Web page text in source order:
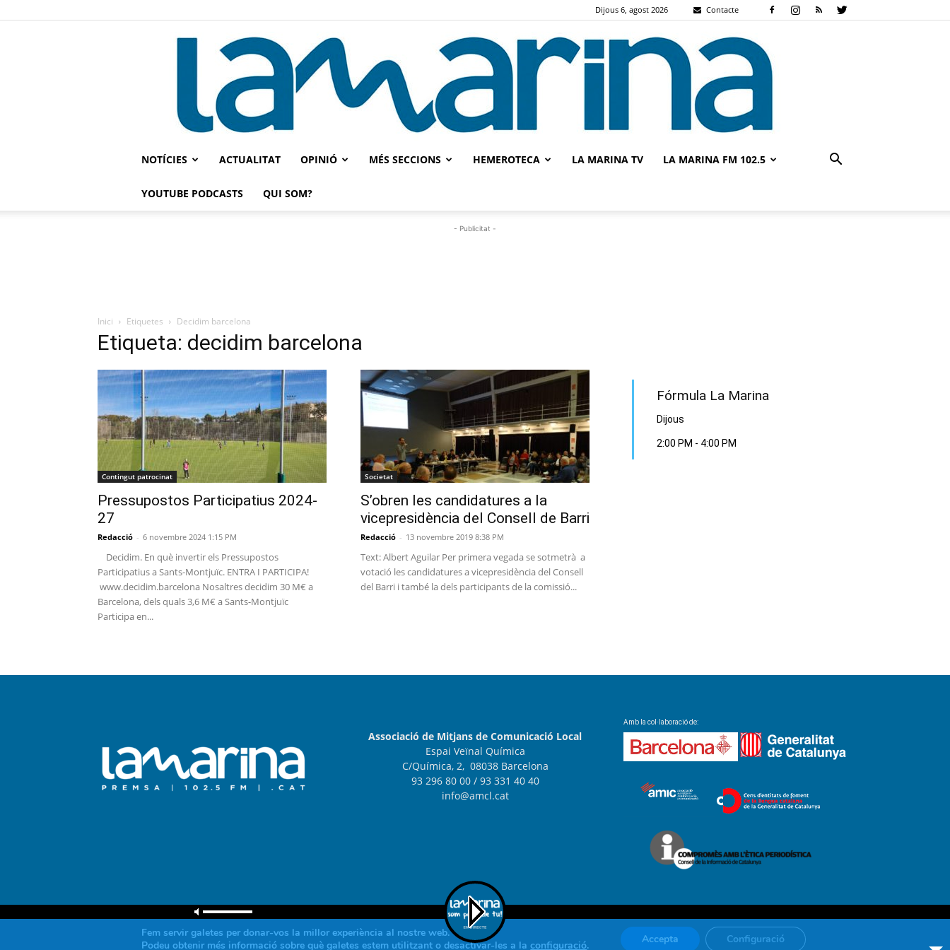
Dijous 6, agost 2026 Contacte
NOTÍCIES ACTUALITAT OPINIÓ MÉS SECCIONS HEMEROTECA LA MARINA TV LA MARINA FM 102.5
YOUTUBE PODCASTS QUI SOM?
- Publicitat -
Inici Etiquetes Decidim barcelona
Etiqueta: decidim barcelona
Contingut patrocinat
Pressupostos Participatius 2024-
27
Redacció - 6 novembre 2024 1:15 PM
Decidim. En què invertir els Pressupostos
Participatius a Sants-Montjuïc. ENTRA I PARTICIPA!
www.decidim.barcelona Nosaltres decidim 30 M€ a
Barcelona, dels quals 3,6 M€ a Sants-Montjuïc
Participa en...
Societat
S’obren les candidatures a la
vicepresidència del Consell de Barri
Redacció - 13 novembre 2019 8:38 PM
Text: Albert Aguilar Per primera vegada se sotmetrà a
votació les candidatures a vicepresidència del Consell
del Barri i també la dels participants de la comissió...
Fórmula La Marina
Dijous
2:00 PM - 4:00 PM
Associació de Mitjans de Comunicació Local
Espai Veïnal Química
C/Química, 2, 08038 Barcelona
93 296 80 00 / 93 331 40 40
info@amcl.cat
Amb la col·laboració de:
Fem servir galetes per donar-vos la millor experiència al nostre web.
Podeu obtenir més informació sobre què galetes estem utilitzant o desactivar-les a laconfiguració. Accepta Configuració